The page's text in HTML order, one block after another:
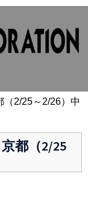
（2/25～2/26）中
都（2/25